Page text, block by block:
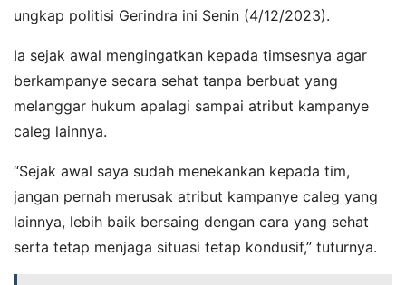
ungkap politisi Gerindra ini Senin (4/12/2023).
Ia sejak awal mengingatkan kepada timsesnya agar
berkampanye secara sehat tanpa berbuat yang
melanggar hukum apalagi sampai atribut kampanye
caleg lainnya.
“Sejak awal saya sudah menekankan kepada tim,
jangan pernah merusak atribut kampanye caleg yang
lainnya, lebih baik bersaing dengan cara yang sehat
serta tetap menjaga situasi tetap kondusif,” tuturnya.